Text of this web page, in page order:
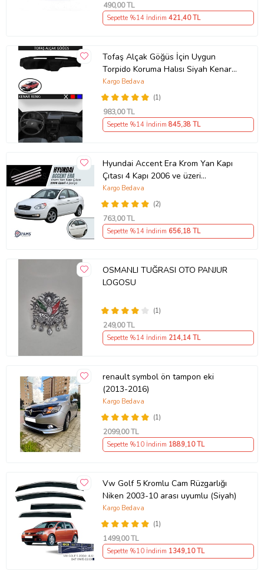
490,00 TL
Sepette %14 İndirim 421,40 TL
Tofaş Alçak Göğüs İçin Uygun
Torpido Koruma Halısı Siyah Kenar
Renk Siyah
(1)
Kargo Bedava
983,00 TL
Sepette %14 İndirim 845,38 TL
Hyundai Accent Era Krom Yan Kapı
Çıtası 4 Kapı 2006 ve üzeri
Paslanmaz Çelik
(2)
Kargo Bedava
763,00 TL
Sepette %14 İndirim 656,18 TL
OSMANLI TUĞRASI OTO PANJUR
LOGOSU
(1)
249,00 TL
Sepette %14 İndirim 214,14 TL
renault symbol ön tampon eki
(2013-2016)
(1)
Kargo Bedava
2099,00 TL
Sepette %10 İndirim 1889,10 TL
Vw Golf 5 Kromlu Cam Rüzgarlığı
Niken 2003-10 arası uyumlu (Siyah)
(1)
Kargo Bedava
1499,00 TL
Sepette %10 İndirim 1349,10 TL